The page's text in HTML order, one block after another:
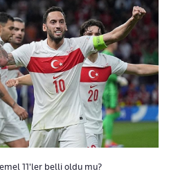
11'ler belli oldu mu?